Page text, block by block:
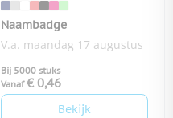
Naambadge
V.a. maandag 17 augustus
Bij 5000 stuks
Vanaf € 0,46
Bekijk